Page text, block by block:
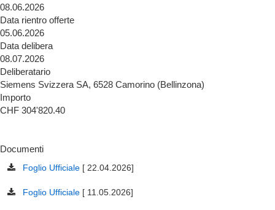
08.06.2026
Data rientro offerte
05.06.2026
Data delibera
08.07.2026
Deliberatario
Siemens Svizzera SA, 6528 Camorino (Bellinzona)
Importo
CHF 304'820.40
Documenti
Foglio Ufficiale [ 22.04.2026]
Foglio Ufficiale [ 11.05.2026]